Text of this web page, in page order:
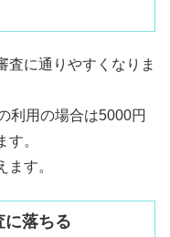
査に通りやすくなりま
利用の場合は5000円
。
す。
に落ちる